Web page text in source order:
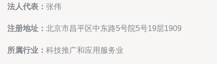
法人代表： 张伟
注册地址： 北京市昌平区中东路5号院5号19层1909
所属行业： 科技推广和应用服务业